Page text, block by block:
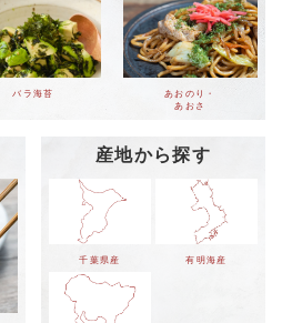
バラ海苔
あおのり・
あおさ
産地から探す
千葉県産 有明海産